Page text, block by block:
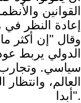
القوانين
إعادة النظر في
وقال "إن أكثر ما
الدولي يربط
سياسي.
العالم،
أبدا".